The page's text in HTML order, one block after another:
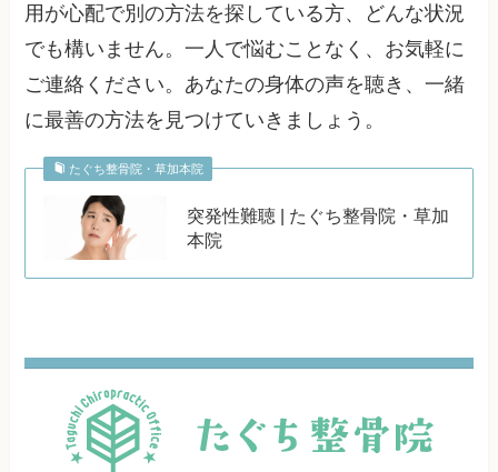
用が心配で別の方法を探している方、どんな状況
でも構いません。一人で悩むことなく、お気軽に
ご連絡ください。あなたの身体の声を聴き、一緒
に最善の方法を見つけていきましょう。
たぐち整骨院・草加本院
突発性難聴 | たぐち整骨院・草加
本院